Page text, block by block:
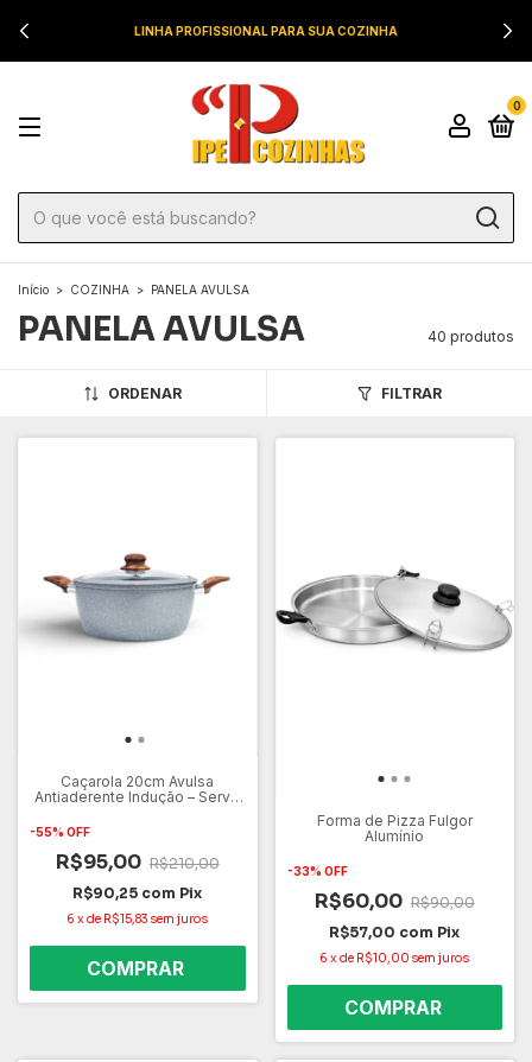
LINHA PROFISSIONAL PARA SUA COZINHA
0
Início > COZINHA > PANELA AVULSA
PANELA AVULSA 40 produtos
ORDENAR FILTRAR
Caçarola 20cm Avulsa
Antiaderente Indução – Serve
Elétrico e Cooktop – Não
Gruda Fácil de Limpar
-55% OFF
R$95,00 R$210,00
R$90,25 com Pix
6 xde R$15,83 sem juros
Forma de Pizza Fulgor
Alumínio
-33% OFF
R$60,00 R$90,00
R$57,00 com Pix
6 xde R$10,00 sem juros